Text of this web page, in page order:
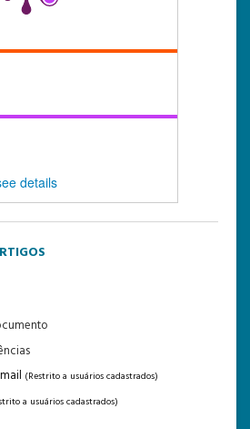
details
(Restrito a usuários cadastrados)
a usuários cadastrados)